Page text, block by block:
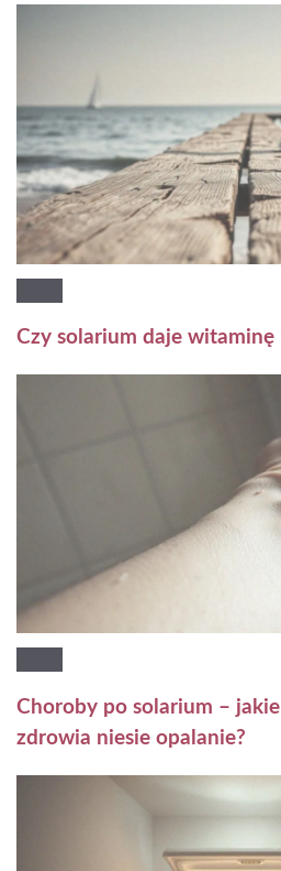
Czy solarium daje
Choroby po solarium –
zdrowia niesie opalanie?